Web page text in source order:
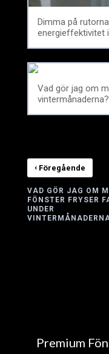
Dimma på
energieffektivitet
Vad gör jag om
vintermånaderna?
‹Föregående
VAD GÖR JAG OM
FÖNSTER FRYSER
UNDER
Premium